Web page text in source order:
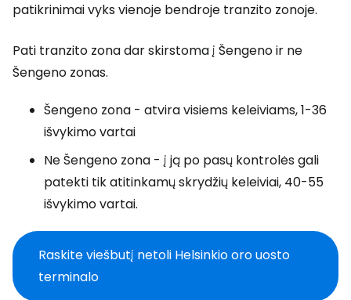
patikrinimai vyks vienoje bendroje tranzito zonoje.
Pati tranzito zona dar skirstoma į Šengeno ir ne
Šengeno zonas.
Šengeno zona - atvira visiems keleiviams, 1-36
išvykimo vartai
Ne Šengeno zona - į ją po pasų kontrolės gali
patekti tik atitinkamų skrydžių keleiviai, 40-55
išvykimo vartai.
Raskite viešbutį netoli Helsinkio oro uosto
terminalo